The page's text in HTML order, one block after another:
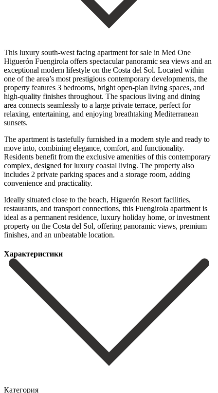
This luxury south-west facing apartment for sale in Med One
Higuerón Fuengirola offers spectacular panoramic sea views and an
exceptional modern lifestyle on the Costa del Sol. Located within
one of the area’s most prestigious contemporary developments, the
property features 3 bedrooms, bright open-plan living spaces, and
high-quality finishes throughout. The spacious living and dining
area connects seamlessly to a large private terrace, perfect for
relaxing, entertaining, and enjoying breathtaking Mediterranean
sunsets.
The apartment is tastefully furnished in a modern style and ready to
move into, combining elegance, comfort, and functionality.
Residents benefit from the exclusive amenities of this contemporary
complex, designed for luxury coastal living. The property also
includes 2 private parking spaces and a storage room, adding
convenience and practicality.
Ideally situated close to the beach, Higuerón Resort facilities,
restaurants, and transport connections, ‌this ‌Fuengirola ‌apartment ‌is
ideal ‌as a ‌permanent residence, luxury holiday home, or investment
property ‌on the ‌Costa del ‌Sol, offering panoramic ‌views, ‌premium
‌finishes, ‌and ‌an ‌unbeatable ‌location.
Характеристики
Категория